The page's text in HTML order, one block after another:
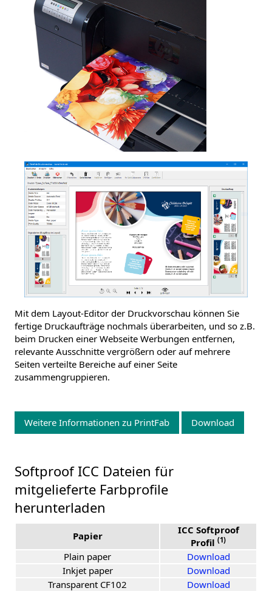
Mit dem Layout-Editor der Druckvorschau können Sie
fertige Druckaufträge nochmals überarbeiten, und so z.B.
beim Drucken einer Webseite Werbungen entfernen,
relevante Ausschnitte vergrößern oder auf mehrere
Seiten verteilte Bereiche auf einer Seite
zusammengruppieren.
Weitere Informationen zu PrintFab Download
Softproof ICC Dateien für
mitgelieferte Farbprofile
herunterladen
Papier
ICC Softproof
Profil (1)
Plain paper
Download
Inkjet paper
Download
Transparent CF102
Download